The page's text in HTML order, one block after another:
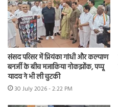
संसद परिसर में प्रियंका गांधी और कल्याण
बनर्जी के बीच मजाकिया नोकझोंक, पप्पू
यादव ने भी ली चुटकी
30 July 2026 - 2:22 PM